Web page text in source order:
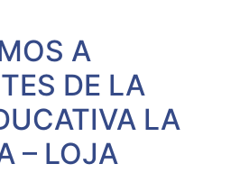
A
DE LA
LA
– LOJA